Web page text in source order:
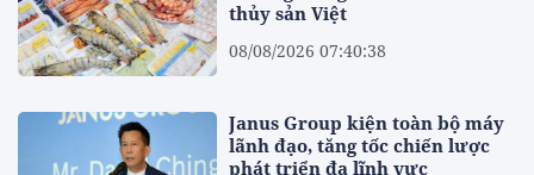
thủy sản Việt
08/08/2026 07:40:38
Janus Group kiện toàn bộ máy
lãnh đạo, tăng tốc chiến lược
phát triển đa lĩnh vực